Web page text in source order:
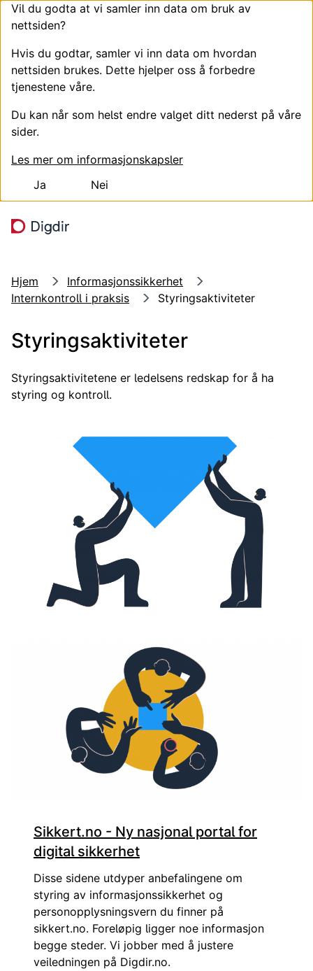
Vil du godta at vi samler inn data om bruk av
nettsiden?
Hvis du godtar, samler vi inn data om hvordan
nettsiden brukes. Dette hjelper oss å forbedre
tjenestene våre.
Du kan når som helst endre valget ditt nederst på våre
sider.
Les mer om informasjonskapsler
Ja
Nei
Hjem
Informasjonssikkerhet
Internkontroll i praksis
Styringsaktiviteter
Styringsaktiviteter
Styringsaktivitetene er ledelsens redskap for å ha
styring og kontroll.
Styringsaktivitetene er ledelsens redskap for å ha styring
Sikkert.no - Ny nasjonal portal for
digital sikkerhet
Disse sidene utdyper anbefalingene om
styring av informasjonssikkerhet og
personopplysningsvern du finner på
sikkert.no. Foreløpig ligger noe informasjon
begge steder. Vi jobber med å justere
veiledningen på Digdir.no.